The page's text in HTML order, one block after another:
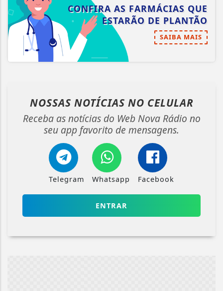
CONFIRA AS FARMÁCIAS QUE
ESTARÃO DE PLANTÃO
SAIBA MAIS
NOSSAS NOTÍCIAS NO CELULAR
Receba as notícias do Web Nova Rádio no
seu app favorito de mensagens.
Telegram Whatsapp Facebook
ENTRAR